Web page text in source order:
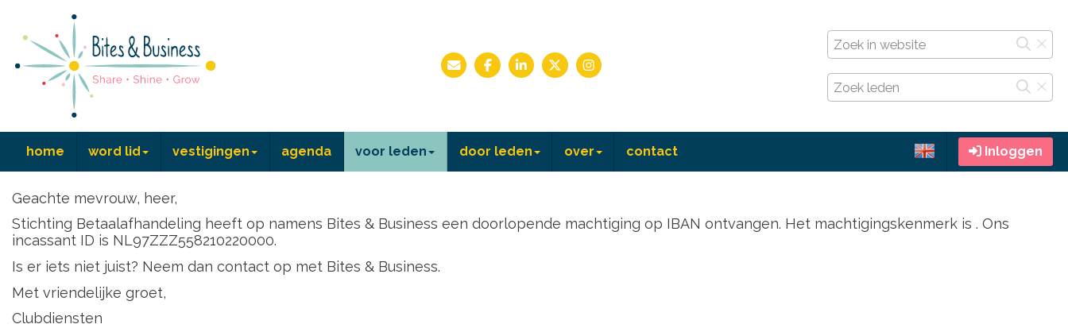
home word lid vestigingen agenda voor leden door leden over contact Inloggen
Geachte mevrouw, heer,
Stichting Betaalafhandeling heeft op namens Bites & Business een doorlopende machtiging op IBAN ontvangen. Het machtigingskenmerk is . Ons
incassant ID is NL97ZZZ558210220000.
Is er iets niet juist? Neem dan contact op met Bites & Business.
Met vriendelijke groet,
Clubdiensten